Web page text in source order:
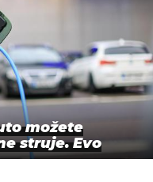
možete
struje. Evo